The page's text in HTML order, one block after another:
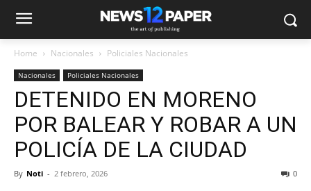
Home Nacionales Policiales Nacionales
Nacionales Policiales Nacionales
DETENIDO EN MORENO
POR BALEAR Y ROBAR A UN
POLICÍA DE LA CIUDAD
By Noti - 2 febrero, 2026 0